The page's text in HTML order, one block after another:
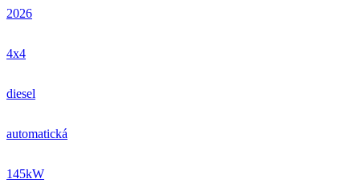
2026
4x4
diesel
automatická
145kW